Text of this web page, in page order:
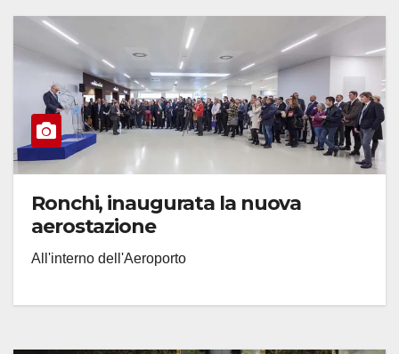
Ronchi, inaugurata la nuova
aerostazione
All'interno dell'Aeroporto